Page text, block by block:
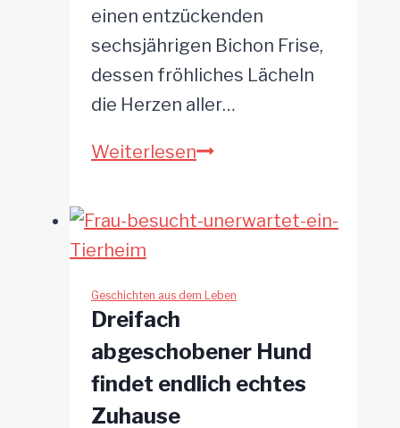
einen entzückenden
sechsjährigen Bichon Frise,
dessen fröhliches Lächeln
die Herzen aller…
WeiterlesenBuddy
auf
lächeln
Geschichten aus dem Leben
Dreifach
abgeschobener Hund
findet endlich echtes
Zuhause